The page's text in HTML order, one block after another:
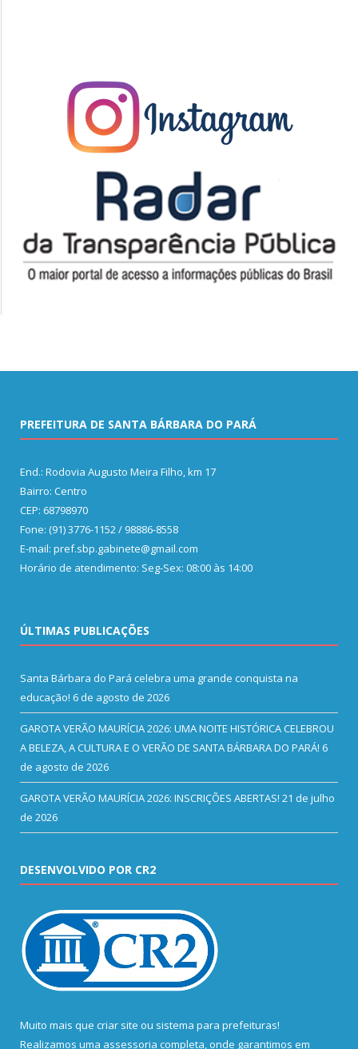
PREFEITURA DE SANTA BÁRBARA DO PARÁ
End.: Rodovia Augusto Meira Filho, km 17
Bairro: Centro
CEP: 68798970
Fone: (91) 3776-1152 / 98886-8558
E-mail: pref.sbp.gabinete@gmail.com
Horário de atendimento: Seg-Sex: 08:00 às 14:00
ÚLTIMAS PUBLICAÇÕES
Santa Bárbara do Pará celebra uma grande conquista na
educação! 6 de agosto de 2026
GAROTA VERÃO MAURÍCIA 2026: UMA NOITE HISTÓRICA CELEBROU
A BELEZA, A CULTURA E O VERÃO DE SANTA BÁRBARA DO PARÁ! 6
de agosto de 2026
GAROTA VERÃO MAURÍCIA 2026: INSCRIÇÕES ABERTAS! 21 de julho
de 2026
DESENVOLVIDO POR CR2
Muito mais que criar site ou sistema para prefeituras!
Realizamos uma assessoria completa, onde garantimos em